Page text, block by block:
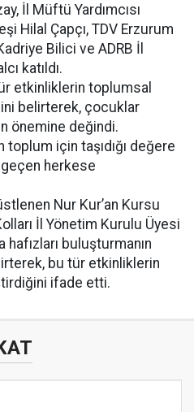
İl Müftü Yardımcısı
Hilal Çapçı, TDV Erzurum
Bilici ve ADRB İl
katıldı.
etkinliklerin toplumsal
belirterek, çocuklar
önemine değindi.
için taşıdığı değere
herkese
Nur Kur’an Kursu
İl Yönetim Kurulu Üyesi
buluşturmanın
bu tür etkinliklerin
ifade etti.